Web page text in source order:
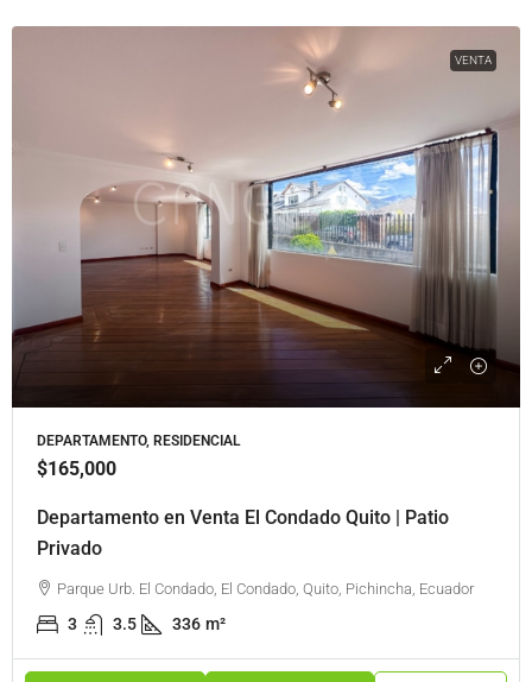
VENTA
DEPARTAMENTO, RESIDENCIAL
$165,000
Departamento en Venta El Condado Quito | Patio
Privado
Parque Urb. El Condado, El Condado, Quito, Pichincha, Ecuador
3 3.5 336 m²